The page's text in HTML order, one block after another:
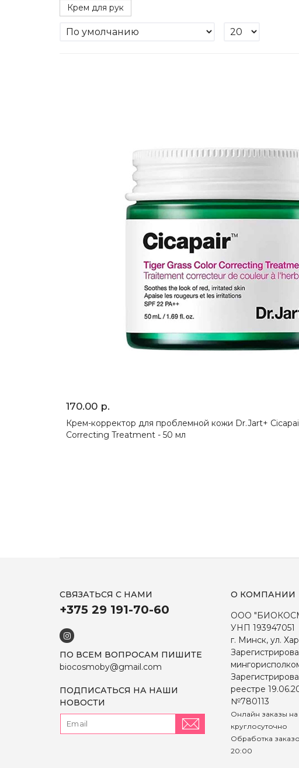
Крем для рук
170.00 р.
Крем-корректор для проблемной кожи Dr.Jart+
Correcting Treatment - 50 мл
СВЯЗАТЬСЯ С НАМИ
+375 29 191-70-60
ПО ВСЕМ ВОПРОСАМ ПИШИТЕ
biocosmoby@gmail.com
ПОДПИСАТЬСЯ НА НАШИ
НОВОСТИ
О КОМПАНИИ
ООО
УНП 193947051
г. Минск, ул.
реестре
№780113
Онлайн заказы
круглосуточно
Обработка
20:00